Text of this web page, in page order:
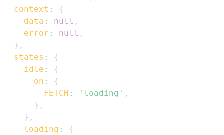
context :
{
data : null ,
error : null ,
} ,
states :
{
idle :
{
on :
{
FETCH : 'loading' ,
} ,
} ,
loading :
{